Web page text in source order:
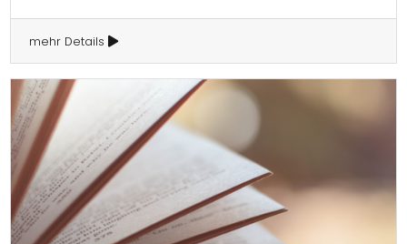
mehr Details